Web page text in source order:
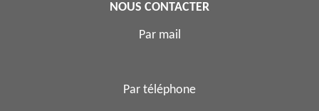
NOUS CONTACTER
Par mail
Par téléphone